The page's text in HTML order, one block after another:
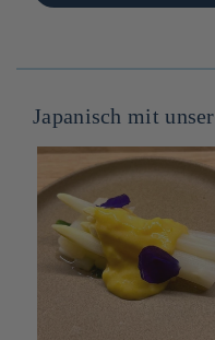
Japanisch mit